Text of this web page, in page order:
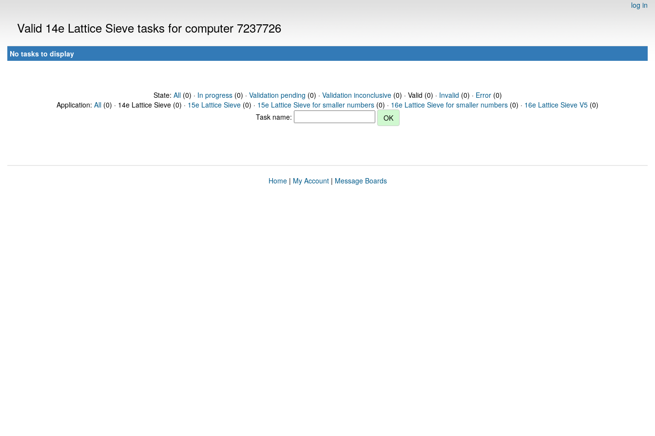
log in
Valid 14e Lattice Sieve tasks for computer 7237726
No tasks to display
State: All(0) · In progress(0) · Validation pending (0) · Validation inconclusive(0) · Valid (0) · Invalid (0) · Error(0)
Application: All (0) · 14e Lattice Sieve (0) · 15e Lattice Sieve (0) · 15e Lattice Sieve for smaller numbers (0) · 16e Lattice Sieve for smaller numbers (0) · 16e Lattice Sieve V5 (0)
Task name:
Home| My Account| Message Boards